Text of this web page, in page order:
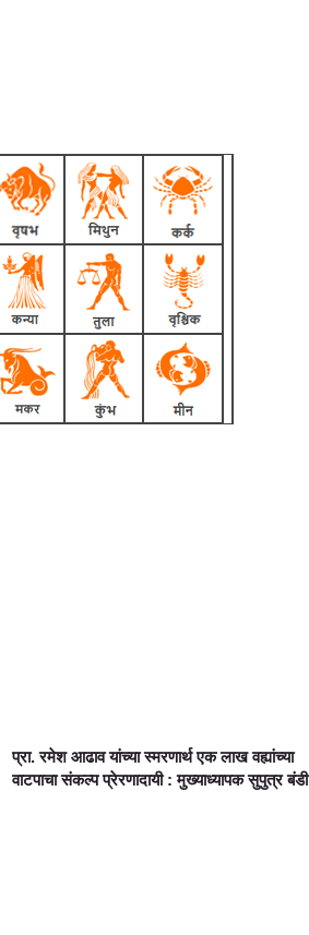
प्रा. रमेश आढाव यांच्या स्मरणार्थ एक लाख वह्यांच्या
वाटपाचा संकल्प प्रेरणादायी : मुख्याध्यापक सुपुत्र बंडी